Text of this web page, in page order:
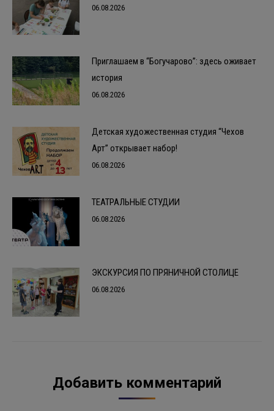
06.08.2026
Приглашаем в “Богучарово”: здесь оживает
история
06.08.2026
Детская художественная студия “Чехов
Арт” открывает набор!
06.08.2026
ТЕАТРАЛЬНЫЕ СТУДИИ
06.08.2026
ЭКСКУРСИЯ ПО ПРЯНИЧНОЙ СТОЛИЦЕ
06.08.2026
Добавить комментарий